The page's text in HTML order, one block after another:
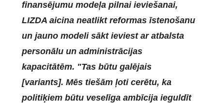
finansējumu modeļa pilnai ieviešanai,
LIZDA aicina neatlikt reformas īstenošanu
un jauno modeli sākt ieviest ar atbalsta
personālu un administrācijas
kapacitātēm. "Tas būtu galējais
[variants]. Mēs tiešām ļoti cerētu, ka
politiķiem būtu veselīga ambīcija ieguldīt